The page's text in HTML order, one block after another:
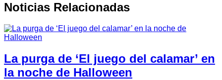
Noticias Relacionadas
La purga de ‘El juego del calamar’ en
la noche de Halloween